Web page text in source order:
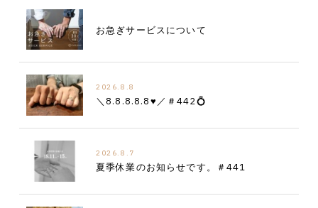
お急ぎサービスについて
2026.8.8
＼8.8.8.8.8♥／＃442💍
2026.8.7
夏季休業のお知らせです。＃441